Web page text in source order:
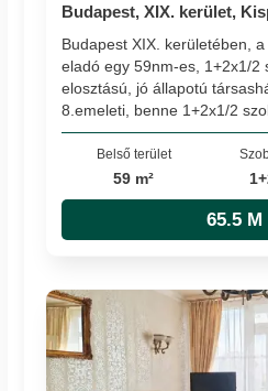
Budapest, XIX. kerület,
Budapest XIX. kerületében,
eladó egy 59nm-es, 1+2x1/2
elosztású, jó állapotú
8.emeleti, benne 1+2x1/2
Belső terület
59 m²
65.5 M